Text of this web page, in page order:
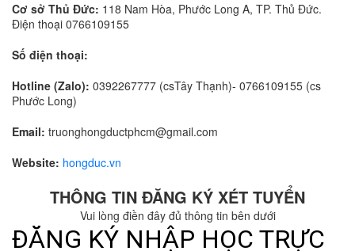
Cơ sở Thủ Đức: 118 Nam Hòa, Phước Long A, TP. Thủ Đức.
Điện thoại 0766109155
Số điện thoại:
Hotline (Zalo): 0392267777 (csTây Thạnh)- 0766109155 (cs
Phước Long)
Email: truonghongductphcm@gmail.com
Website: hongduc.vn
THÔNG TIN ĐĂNG KÝ XÉT TUYỂN
Vui lòng điền đây đủ thông tin bên dưới